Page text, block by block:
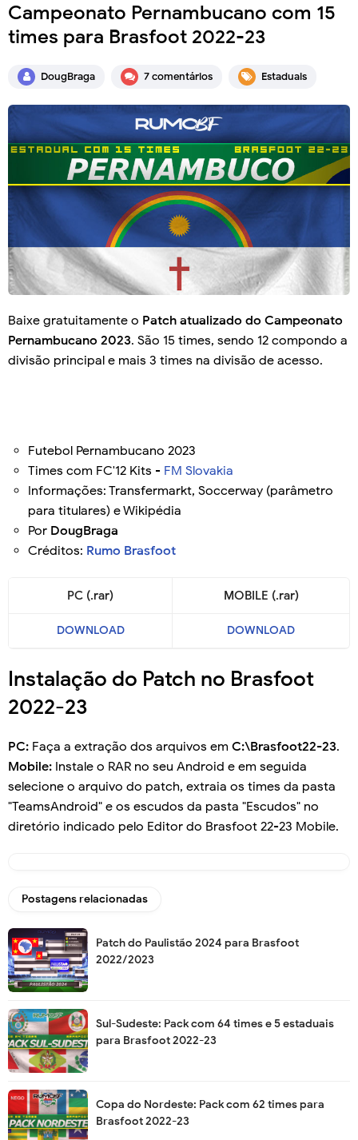
Campeonato Pernambucano com 15
times para Brasfoot 2022-23
DougBraga 7 comentários Estaduais
Baixe gratuitamente o Patch atualizado do Campeonato
Pernambucano 2023. São 15 times, sendo 12 compondo a
divisão principal e mais 3 times na divisão de acesso.
Futebol Pernambucano 2023
Times com FC'12 Kits - FM Slovakia
Informações: Transfermarkt, Soccerway (parâmetro
para titulares) e Wikipédia
Por DougBraga
Créditos: Rumo Brasfoot
PC (.rar) MOBILE (.rar)
DOWNLOAD DOWNLOAD
Instalação do Patch no Brasfoot
2022-23
PC: Faça a extração dos arquivos em C:\Brasfoot22-23.
Mobile: Instale o RAR no seu Android e em seguida
selecione o arquivo do patch, extraia os times da pasta
"TeamsAndroid" e os escudos da pasta "Escudos" no
diretório indicado pelo Editor do Brasfoot 22-23 Mobile.
Postagens relacionadas
Patch do Paulistão 2024 para Brasfoot
2022/2023
Sul-Sudeste: Pack com 64 times e 5 estaduais
para Brasfoot 2022-23
Copa do Nordeste: Pack com 62 times para
Brasfoot 2022-23